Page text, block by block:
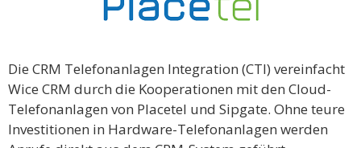
Die CRM Telefonanlagen Integration (CTI) vereinfacht
Wice CRM durch die Kooperationen mit den Cloud-
Telefonanlagen von Placetel und Sipgate. Ohne teure
Investitionen in Hardware-Telefonanlagen werden